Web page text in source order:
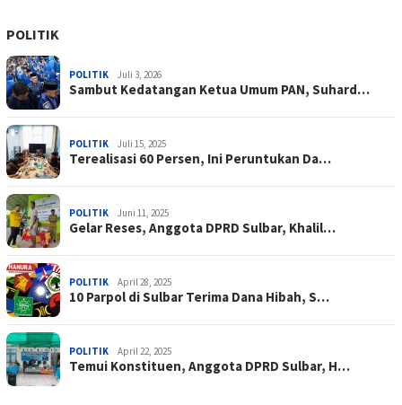
POLITIK
POLITIK Juli 3, 2026
Sambut Kedatangan Ketua Umum PAN, Suhard…
POLITIK Juli 15, 2025
Terealisasi 60 Persen, Ini Peruntukan Da…
POLITIK Juni 11, 2025
Gelar Reses, Anggota DPRD Sulbar, Khalil…
POLITIK April 28, 2025
10 Parpol di Sulbar Terima Dana Hibah, S…
POLITIK April 22, 2025
Temui Konstituen, Anggota DPRD Sulbar, H…